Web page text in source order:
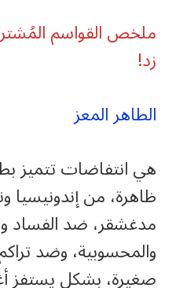
ملخص القواسم
زد!
الطاهر المعز
هي انتفاضات تتميز
ظاهرة، من إندونيسيا
مدغشقر، ضد الفساد
والمحسوبية، وضد
صغيرة، بشكل يستفز